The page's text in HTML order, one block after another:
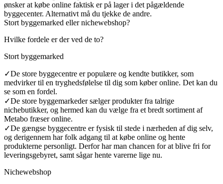
ønsker at købe online faktisk er på lager i det pågældende
byggecenter. Alternativt må du tjekke de andre.
Stort byggemarked eller nichewebshop?
Hvilke fordele er der ved de to?
Stort byggemarked
✓De store byggecentre er populære og kendte butikker, som
medvirker til en tryghedsfølelse til dig som køber online. Det kan du
se som en fordel.
✓De store byggemarkeder sælger produkter fra talrige
nichebutikker, og hermed kan du vælge fra et bredt sortiment af
Metabo fræser online.
✓De gængse byggecentre er fysisk til stede i nærheden af dig selv,
og derigennem har folk adgang til at købe online og hente
produkterne personligt. Derfor har man chancen for at blive fri for
leveringsgebyret, samt sågar hente varerne lige nu.
Nichewebshop